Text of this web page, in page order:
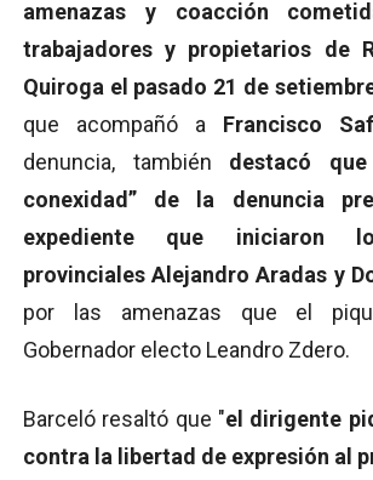
amenazas y coacción
trabajadores y propietarios de
Quiroga el pasado 21 de
que acompañó a Francisco
denuncia, también destacó
conexidad” de la denuncia
expediente que iniciaron
provinciales Alejandro Aradas y
por las amenazas que el
Gobernador electo Leandro Zdero.
Barceló resaltó que "el dirigente
contra la libertad de expresión al